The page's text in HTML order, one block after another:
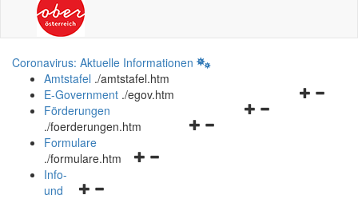
Coronavirus: Aktuelle Informationen
Amtstafel ./amtstafel.htm
Navigationsmenü
E-Government ./egov.htm
Navigationsmenü
Förderungen
./foerderungen.htm
Navigationsmenü
Formulare
./formulare.htm
Navigationsmenü
Info-
und